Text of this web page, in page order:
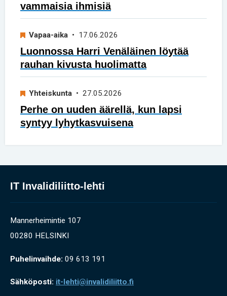
vammaisia ihmisiä
Vapaa-aika • 17.06.2026
Luonnossa Harri Venäläinen löytää
rauhan kivusta huolimatta
Yhteiskunta • 27.05.2026
Perhe on uuden äärellä, kun lapsi
syntyy lyhytkasvuisena
IT Invalidiliitto-lehti
Mannerheimintie 107
00280 HELSINKI
Puhelinvaihde: 09 613 191
Sähköposti: it-lehti@invalidiliitto.fi